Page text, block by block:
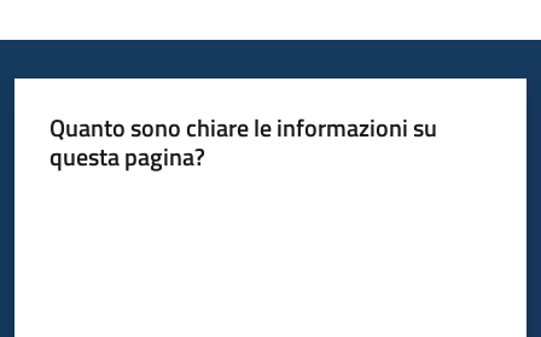
Quanto sono chiare le informazioni su
questa pagina?